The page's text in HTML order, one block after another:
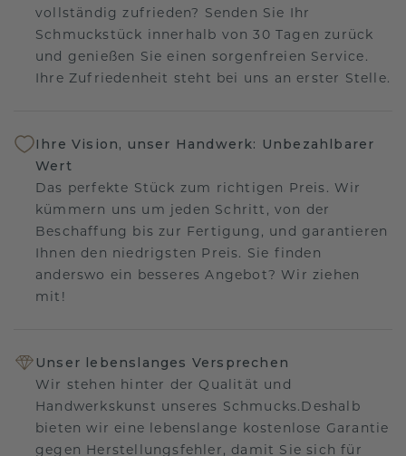
vollständig zufrieden? Senden Sie Ihr
Schmuckstück innerhalb von 30 Tagen zurück
und genießen Sie einen sorgenfreien Service.
Ihre Zufriedenheit steht bei uns an erster Stelle.
Ihre Vision, unser Handwerk: Unbezahlbarer
Wert
Das perfekte Stück zum richtigen Preis. Wir
kümmern uns um jeden Schritt, von der
Beschaffung bis zur Fertigung, und garantieren
Ihnen den niedrigsten Preis. Sie finden
anderswo ein besseres Angebot? Wir ziehen
mit!
Unser lebenslanges Versprechen
Wir stehen hinter der Qualität und
Handwerkskunst unseres Schmucks.Deshalb
bieten wir eine lebenslange kostenlose Garantie
gegen Herstellungsfehler, damit Sie sich für